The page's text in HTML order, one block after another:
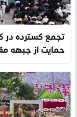
تجمع گسترده در
حمایت از جبهه